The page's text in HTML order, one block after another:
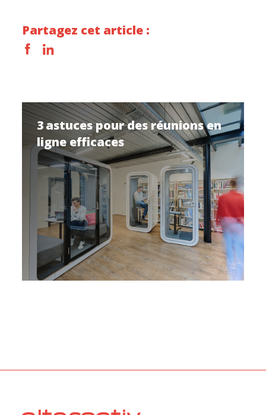
Partagez cet article :
3 astuces pour des réunions en
ligne efficaces